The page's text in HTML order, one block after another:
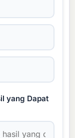
yang Dapat